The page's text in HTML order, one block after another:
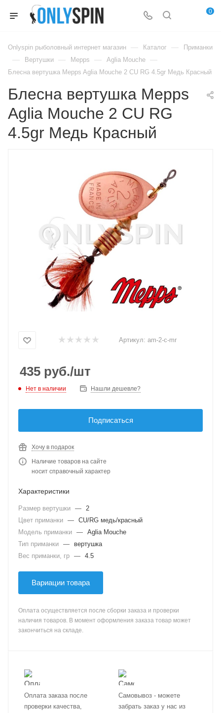
0
Onlyspin рыболовный интернет магазин — Каталог — Приманки
— Вертушки — Mepps — Aglia Mouche —
Блесна вертушка Mepps Aglia Mouche 2 CU RG 4.5gr Медь Красный
Блесна вертушка Mepps
Aglia Mouche 2 CU RG
4.5gr Медь Красный
Артикул: am-2-c-mr
435 руб./шт
Нет в наличии Нашли дешевле?
Подписаться
Хочу в подарок
Наличие товаров на сайте
носит справочный характер
Характеристики
Размер вертушки — 2
Цвет приманки — CU/RG медь/красный
Модель приманки — Aglia Mouche
Тип приманки —
вертушка
Вес приманки, гр — 4.5
Вариации товара
Оплата осуществляется после сборки заказа и проверки
наличия товаров. В момент оформления заказа товар может
закончиться на складе.
Оплата заказа после
проверки качества,
Самовывоз - можете
забрать заказ у нас из